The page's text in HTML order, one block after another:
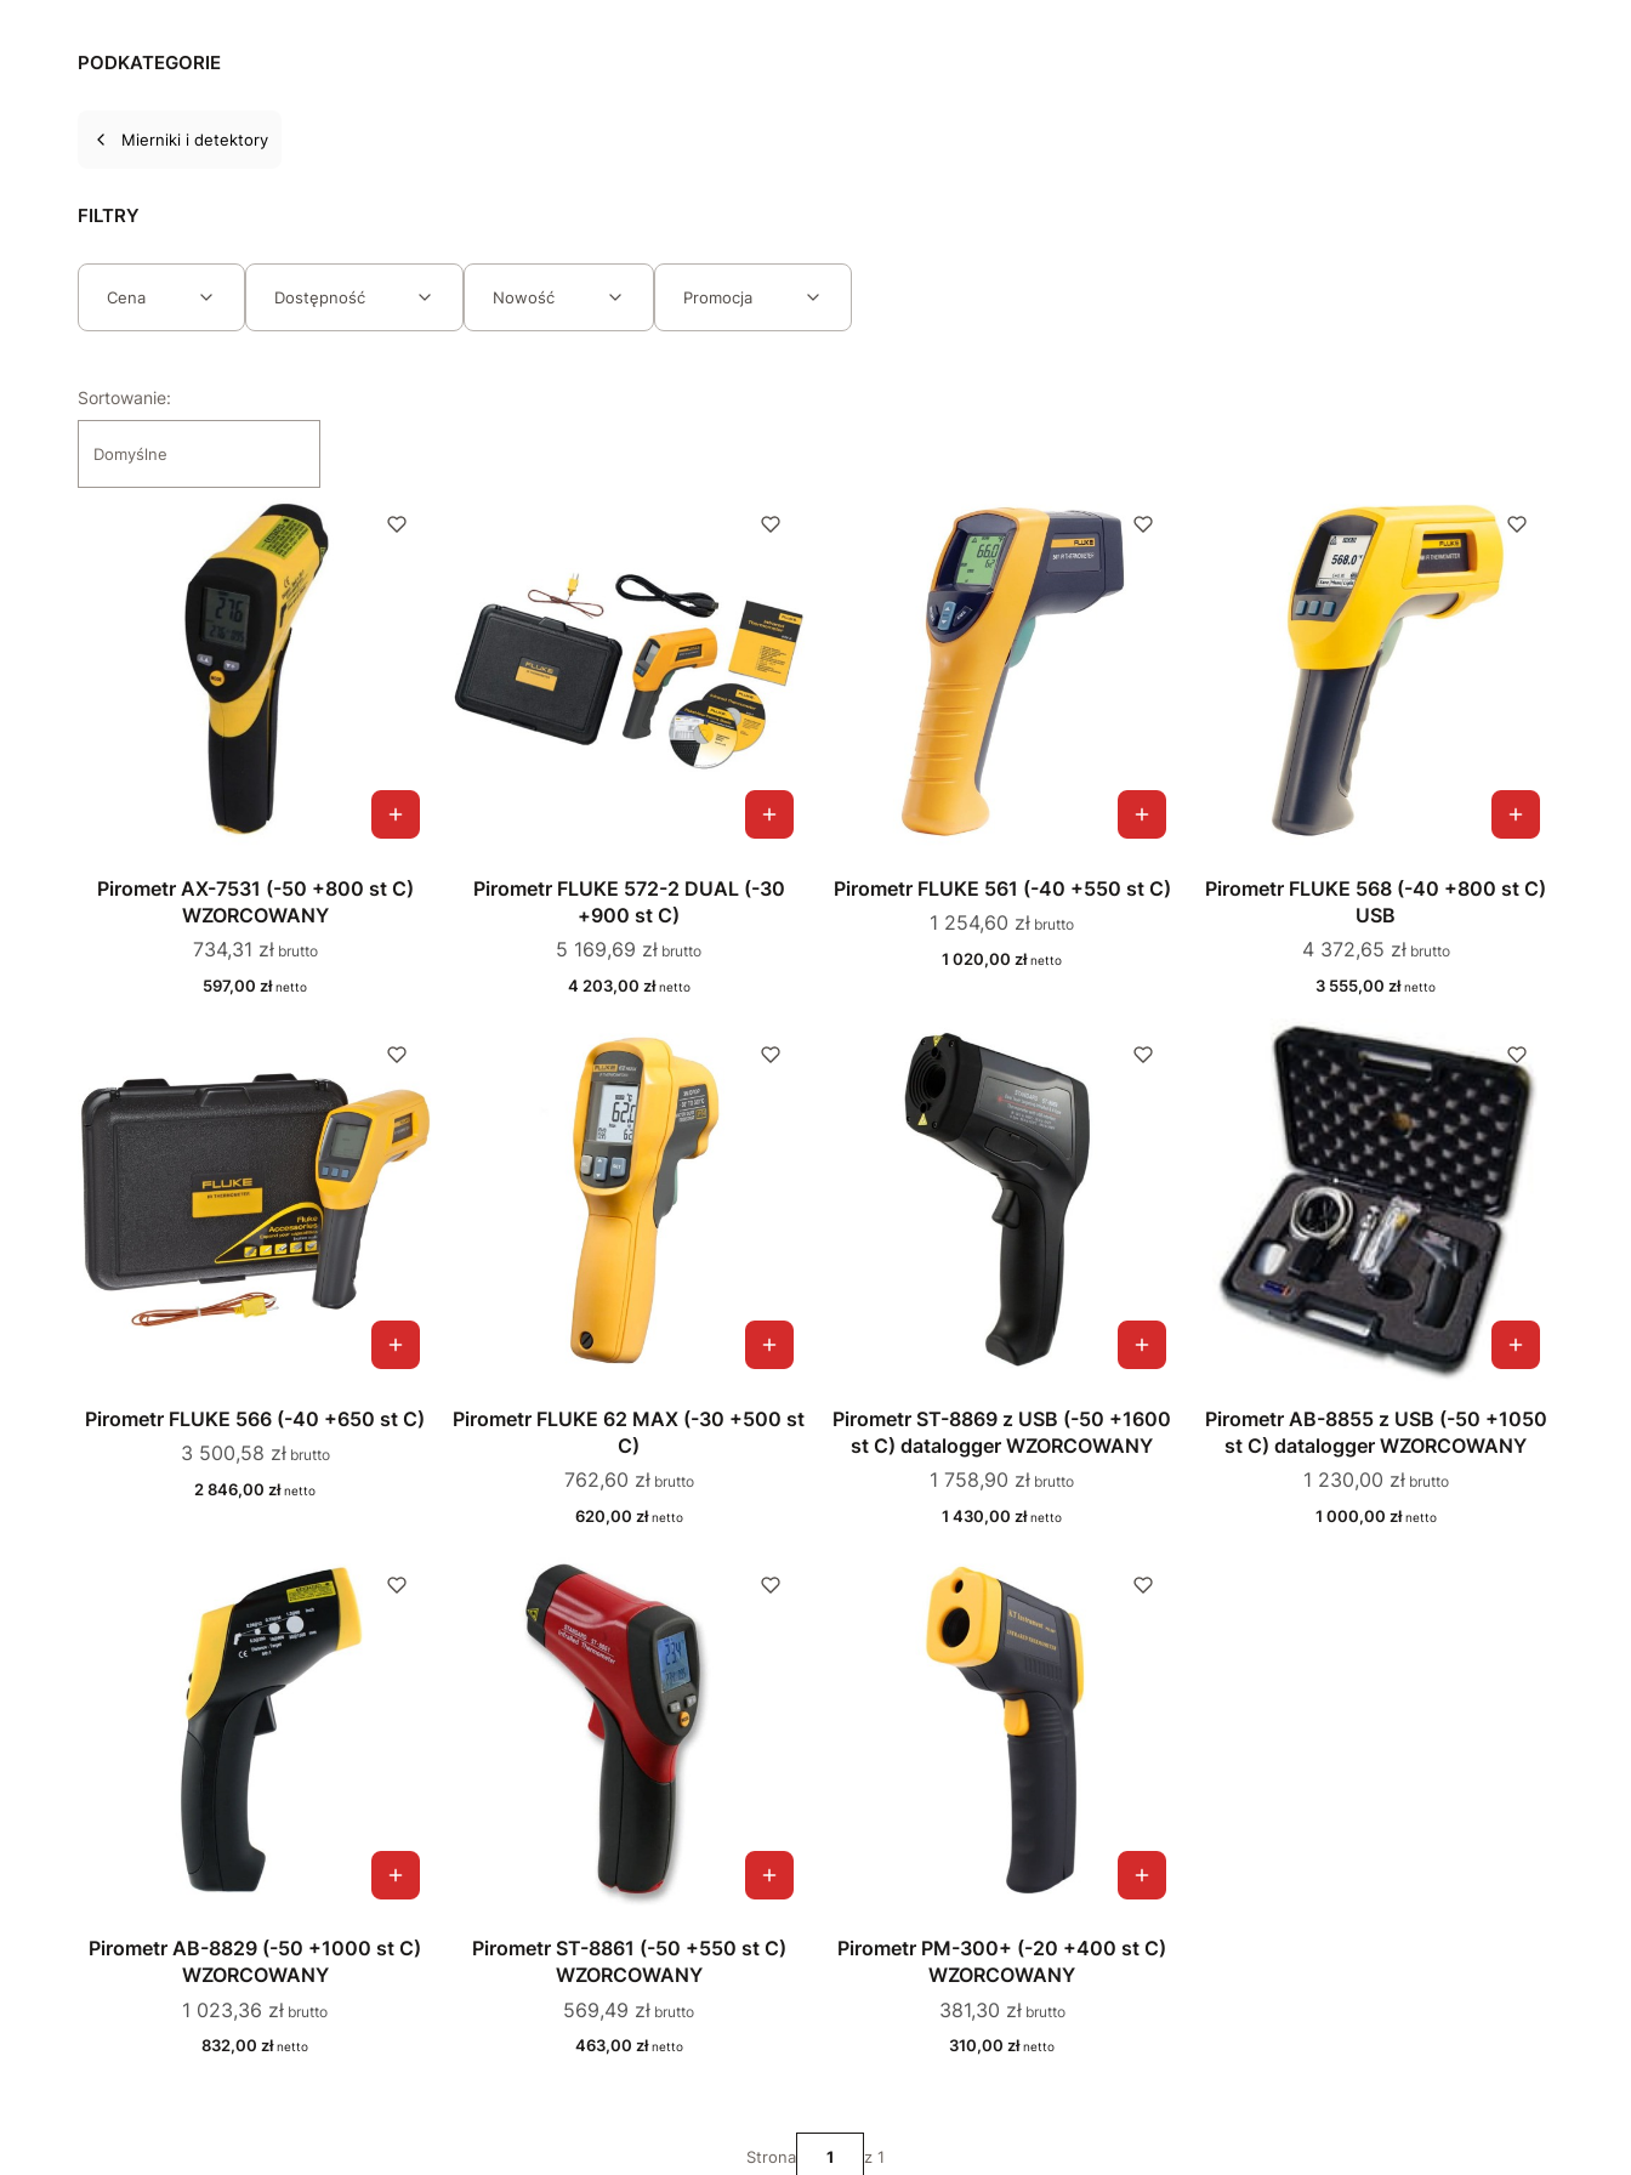
PODKATEGORIE
Mierniki i detektory
FILTRY
Cena Dostępność Nowość Promocja
Lista produktów
Sortowanie:
Domyślne
Pirometr AX-7531 (-50 +800 st C)
WZORCOWANY
Cena
734,31 zł
Cena
597,00 zł
Pirometr FLUKE 572-2 DUAL (-30
+900 st C)
Cena
5 169,69 zł
Cena
4 203,00 zł
Pirometr FLUKE 561 (-40 +550 st C)
Cena
1 254,60 zł
Cena
1 020,00 zł
Pirometr FLUKE 568 (-40 +800 st C)
USB
Cena
4 372,65 zł
Cena
3 555,00 zł
Pirometr FLUKE 566 (-40 +650 st C)
Cena
3 500,58 zł
Cena
2 846,00 zł
Pirometr FLUKE 62 MAX (-30 +500 st
C)
Cena
762,60 zł
Cena
620,00 zł
Pirometr ST-8869 z USB (-50 +1600
st C) datalogger WZORCOWANY
Cena
1 758,90 zł
Cena
1 430,00 zł
Pirometr AB-8855 z USB (-50 +1050
st C) datalogger WZORCOWANY
Cena
1 230,00 zł
Cena
1 000,00 zł
Pirometr AB-8829 (-50 +1000 st C)
WZORCOWANY
Cena
1 023,36 zł
Cena
832,00 zł
Pirometr ST-8861 (-50 +550 st C)
WZORCOWANY
Cena
569,49 zł
Cena
463,00 zł
Pirometr PM-300+ (-20 +400 st C)
WZORCOWANY
Cena
381,30 zł
Cena
310,00 zł
Strona z 1